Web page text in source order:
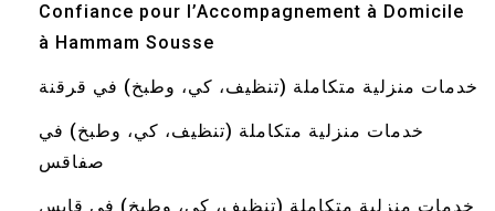
Confiance pour l’Accompagnement à Domicile
à Hammam Sousse
خدمات منزلية متكاملة (تنظيف، كي، وطبخ) في قرقنة
خدمات منزلية متكاملة (تنظيف، كي، وطبخ) في
صفاقس
خدمات منزلية متكاملة (تنظيف، كي، وطبخ) في قابس